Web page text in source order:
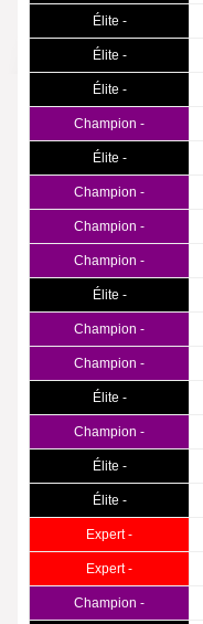
Élite -
Élite -
Élite -
Champion -
Élite -
Champion -
Champion -
Champion -
Élite -
Champion -
Champion -
Élite -
Champion -
Élite -
Élite -
Expert -
Expert -
Champion -